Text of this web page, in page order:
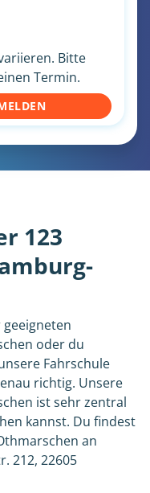
Bitte
Termin.
123
oder du
Fahrschule
richtig. Unsere
ist sehr zentral
kannst. Du findest
an
212, 22605